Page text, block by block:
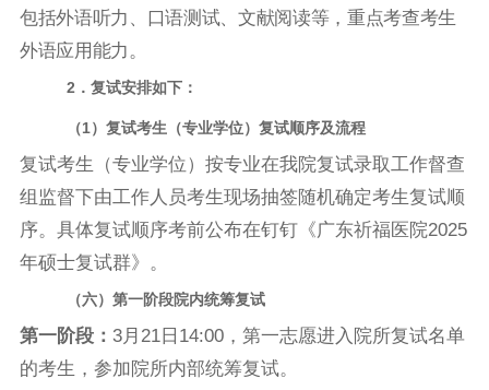
包括外语听力、口语测试、文献阅读等，重点考查考生
外语应用能力。
2． 复试安排如下：
（1）复试考生（专业学位）复试顺序及流程
复试考生（专业学位）按专业在我院复试录取工作督查
组监督下由工作人员考生现场抽签随机确定考生复试顺
序。具体复试顺序考前公布在钉钉《广东祈福医院2025
年硕士复试群》。
（六）第一阶段院内统筹复试
第一阶段： 3月21日14:00，第一志愿进入院所复试名单
的考生，参加院所内部统筹复试。